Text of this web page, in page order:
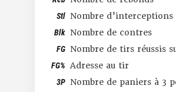
Stl Nombre d’interceptions
Blk Nombre de contres
FG Nombre de tirs réussis
FG% Adresse au tir
3P Nombre de paniers à 3